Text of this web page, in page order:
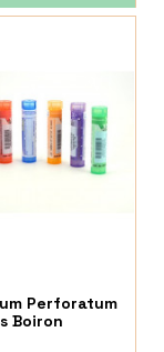
Perforatum
Boiron